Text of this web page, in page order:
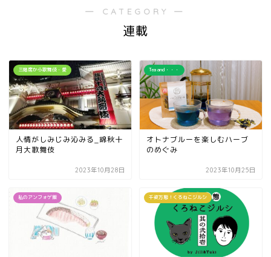
― CATEGORY ―
連載
三階席から歌舞伎・愛
人情がしみじみ沁みる_錦秋十
月大歌舞伎
2023年10月28日
Tea and・・・
オトナブルーを楽しむハーブ
のめぐみ
2023年10月25日
私のアンフォゲ飯 千姿万態！くろねこジルシ